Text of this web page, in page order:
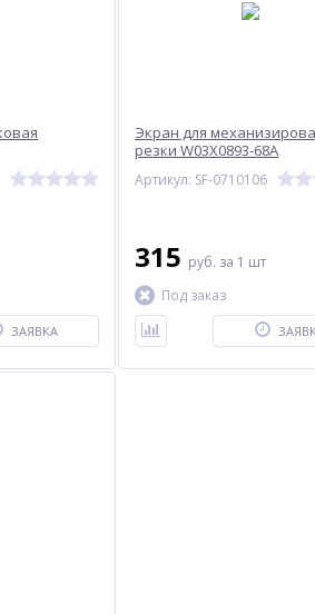
ЗАЯВКА
Экран для
резки W03X0893-68A
Артикул: SF-0710106
315 руб. за 1 шт
Под заказ